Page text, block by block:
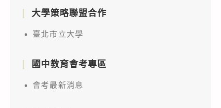
大學策略聯盟合作
臺北市立大學
國中教育會考專區
會考最新消息